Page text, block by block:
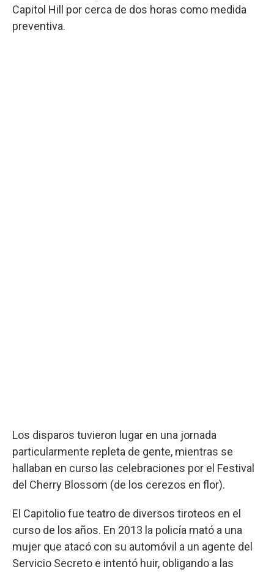
Capitol Hill por cerca de dos horas como medida
preventiva.
Los disparos tuvieron lugar en una jornada
particularmente repleta de gente, mientras se
hallaban en curso las celebraciones por el Festival
del Cherry Blossom (de los cerezos en flor).
El Capitolio fue teatro de diversos tiroteos en el
curso de los años. En 2013 la policía mató a una
mujer que atacó con su automóvil a un agente del
Servicio Secreto e intentó huir, obligando a las